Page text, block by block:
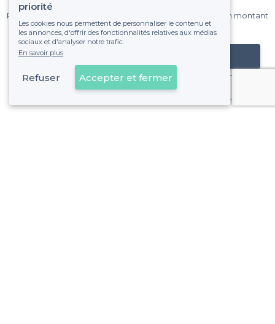
Pas de commissions et sans engagement, vous payez un montant
fixe sans risque de voir déraper la facture.
Référencer mon établissement
Déjà client
priorité
Les cookies nous permettent de personnaliser le contenu et
les annonces, d'offrir des fonctionnalités relatives aux médias
sociaux et d'analyser notre trafic.
En savoir plus
Refuser Accepter et fermer